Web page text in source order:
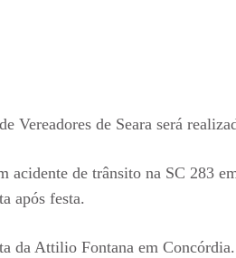
Vereadores de Seara será
acidente de trânsito na SC 283
após festa.
da Attilio Fontana em Concórdia.